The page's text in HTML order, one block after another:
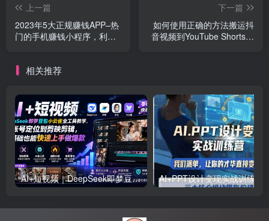
上一篇
2023年5大正规赚钱APP–热
门的手机赚钱小程序，利用
下一篇
如何使用正确的方法搬运抖
音视频到YouTube Shorts，
相关推荐
AI+短视频｜DeepSeek即梦豆包小云雀全工具教学，从账号定位到剪映剪辑，零基础也能快速上手做爆款